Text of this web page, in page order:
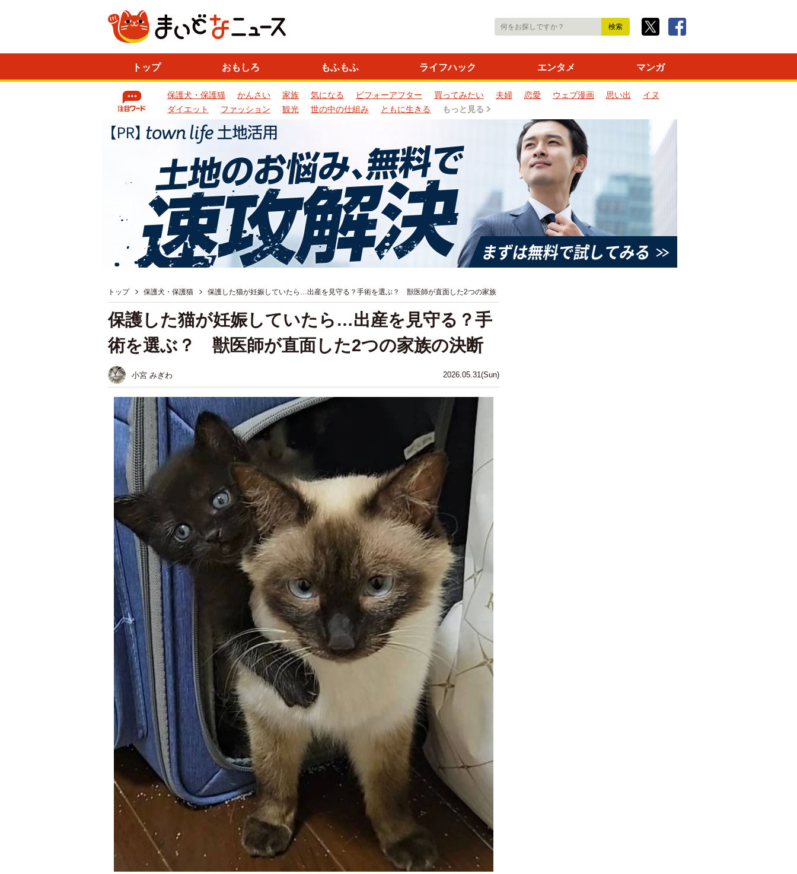
トップ おもしろ もふもふ ライフハック エンタメ マンガ
保護犬・保護猫 かんさい 家族 気になる ビフォーアフター 買ってみたい 夫婦 恋愛 ウェブ漫画 思い出
イヌ
ダイエット
ファッション 観光 世の中の仕組み ともに生きる もっと見る
トップ 保護犬・保護猫 保護した猫が妊娠していたら…出産を見守る？手術を選ぶ？ 獣医師が直面した2つの家族
2026.05.31(Sun)
保護した猫が妊娠していたら…出産を見守る？手
術を選ぶ？ 獣医師が直面した2つの家族の決断
小宮 みぎわ